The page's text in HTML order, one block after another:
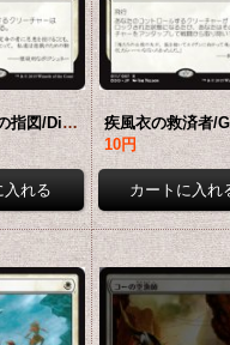
ヘリオッドの指図/Dictate of Heliod 【日本語版】 [EVK-白R]
10円